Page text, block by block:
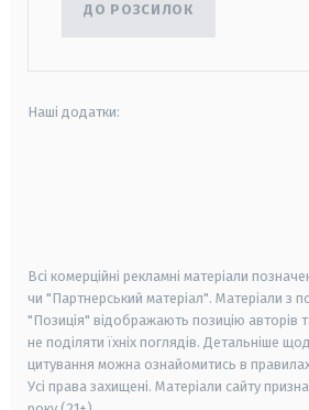
ДО РОЗСИЛОК
Наші додатки:
Всі комерційні рекламні матеріали
чи "Партнерський матеріал". Матеріали з
"Позиція" відображають позицію авторів
не поділяти їхніх поглядів. Детальніше
цитування можна ознайомитись в
Усі права захищені. Матеріали сайту